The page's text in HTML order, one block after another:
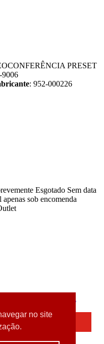
no site
PRESET
: 952-000226
Esgotado Sem data
sob encomenda
desatualizado